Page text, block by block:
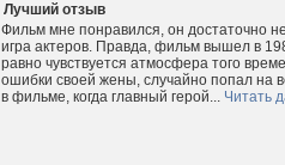
Лучший отзыв
Фильм мне понравился, он достаточно
игра актеров. Правда, фильм вышел в
равно чувствуется атмосфера того
ошибки своей жены, случайно попал на
в фильме, когда главный герой... Читать